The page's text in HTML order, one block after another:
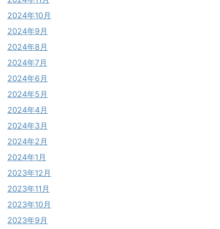
2024年10月
2024年9月
2024年8月
2024年7月
2024年6月
2024年5月
2024年4月
2024年3月
2024年2月
2024年1月
2023年12月
2023年11月
2023年10月
2023年9月